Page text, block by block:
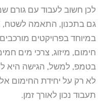
לכן חשוב לעבוד עם גורם
גם בתכנון, התאמה לשטח,
במיוחד בפרויקטים
חימום, מיזוג, צרכי מים
בטמפ, למשל, הגישה היא
לא רק על יחידת החימום
תעבוד נכון לאורך זמן.